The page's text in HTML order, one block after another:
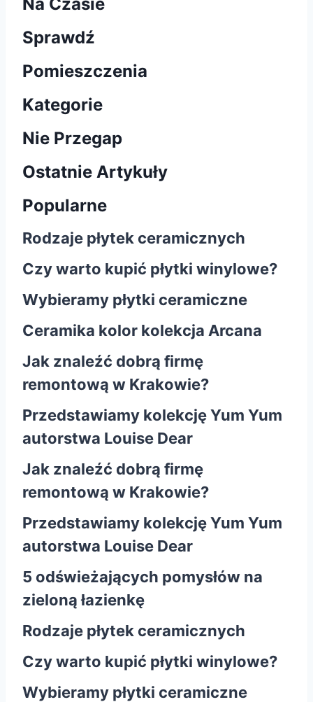
Sprawdź
Pomieszczenia
Kategorie
Nie Przegap
Ostatnie Artykuły
Popularne
Rodzaje płytek ceramicznych
Czy warto kupić płytki winylowe?
Wybieramy płytki ceramiczne
Ceramika kolor kolekcja Arcana
Jak znaleźć dobrą firmę
remontową w Krakowie?
Przedstawiamy kolekcję Yum Yum
autorstwa Louise Dear
Jak znaleźć dobrą firmę
remontową w Krakowie?
Przedstawiamy kolekcję Yum Yum
autorstwa Louise Dear
5 odświeżających pomysłów na
zieloną łazienkę
Rodzaje płytek ceramicznych
Czy warto kupić płytki winylowe?
Wybieramy płytki ceramiczne